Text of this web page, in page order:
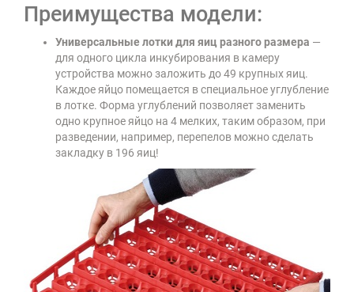
Преимущества модели:
Универсальные лотки для яиц разного размера —
для одного цикла инкубирования в камеру
устройства можно заложить до 49 крупных яиц.
Каждое яйцо помещается в специальное углубление
в лотке. Форма углублений позволяет заменить
одно крупное яйцо на 4 мелких, таким образом, при
разведении, например, перепелов можно сделать
закладку в 196 яиц!